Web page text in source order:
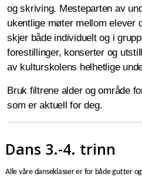
og skriving. Mesteparten av
ukentlige møter mellom elever
skjer både individuelt og i
forestillinger, konserter og
av kulturskolens helhetlige
Bruk filtrene alder og område
som er aktuell for deg.
Dans 3.-4. trinn
Alle våre danseklasser er for både gutter